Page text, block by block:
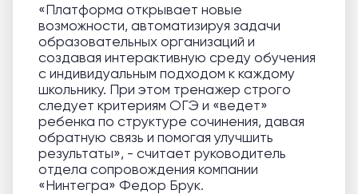
«Платформа открывает новые
возможности, автоматизируя задачи
образовательных организаций и
создавая интерактивную среду обучения
с индивидуальным подходом к каждому
школьнику. При этом тренажер строго
следует критериям ОГЭ и «ведет»
ребенка по структуре сочинения, давая
обратную связь и помогая улучшить
результаты», - считает руководитель
отдела сопровождения компании
«Нинтегра» Федор Брук.